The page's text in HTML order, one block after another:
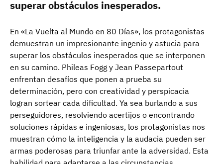
superar obstáculos inesperados.
En «La Vuelta al Mundo en 80 Días», los protagonistas
demuestran un impresionante ingenio y astucia para
superar los obstáculos inesperados que se interponen
en su camino. Phileas Fogg y Jean Passepartout
enfrentan desafíos que ponen a prueba su
determinación, pero con creatividad y perspicacia
logran sortear cada dificultad. Ya sea burlando a sus
perseguidores, resolviendo acertijos o encontrando
soluciones rápidas e ingeniosas, los protagonistas nos
muestran cómo la inteligencia y la audacia pueden ser
armas poderosas para triunfar ante la adversidad. Esta